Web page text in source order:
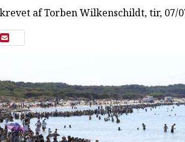
afTorben Wilkenschildt, tir, 07/